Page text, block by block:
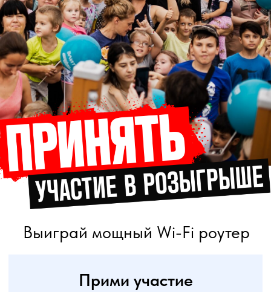
Наша группа в ВК
Прими участие
в розыгрыше
Принять
Выиграй мощный Wi-Fi роутер